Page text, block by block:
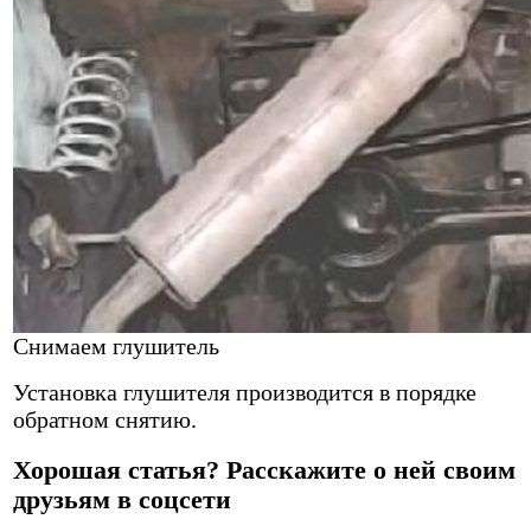
Снимаем глушитель
Установка глушителя производится в порядке
обратном снятию.
Хорошая статья? Расскажите о ней своим
друзьям в соцсети